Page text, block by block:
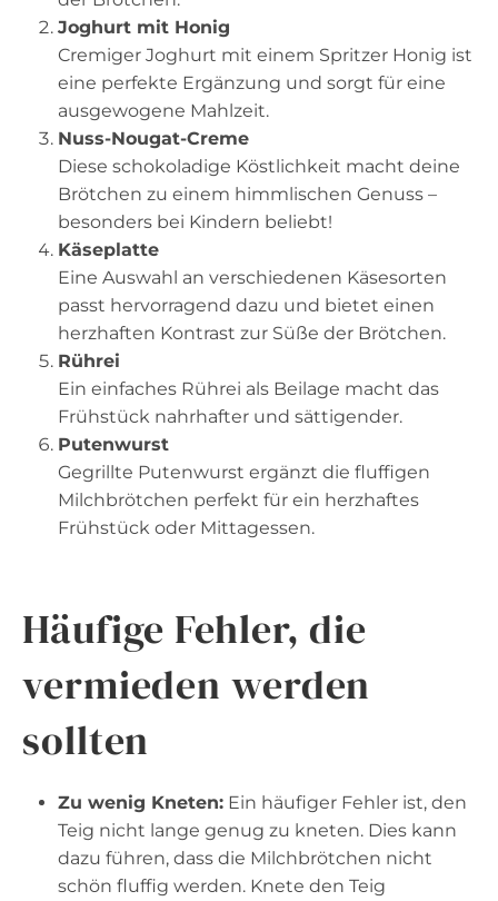
Joghurt mit Honig
Cremiger Joghurt mit einem Spritzer Honig ist
eine perfekte Ergänzung und sorgt für eine
ausgewogene Mahlzeit.
Nuss-Nougat-Creme
Diese schokoladige Köstlichkeit macht deine
Brötchen zu einem himmlischen Genuss –
besonders bei Kindern beliebt!
Käseplatte
Eine Auswahl an verschiedenen Käsesorten
passt hervorragend dazu und bietet einen
herzhaften Kontrast zur Süße der Brötchen.
Rührei
Ein einfaches Rührei als Beilage macht das
Frühstück nahrhafter und sättigender.
Putenwurst
Gegrillte Putenwurst ergänzt die fluffigen
Milchbrötchen perfekt für ein herzhaftes
Frühstück oder Mittagessen.
Häufige Fehler, die
vermieden werden
sollten
Zu wenig Kneten: Ein häufiger Fehler ist, den
Teig nicht lange genug zu kneten. Dies kann
dazu führen, dass die Milchbrötchen nicht
schön fluffig werden. Knete den Teig